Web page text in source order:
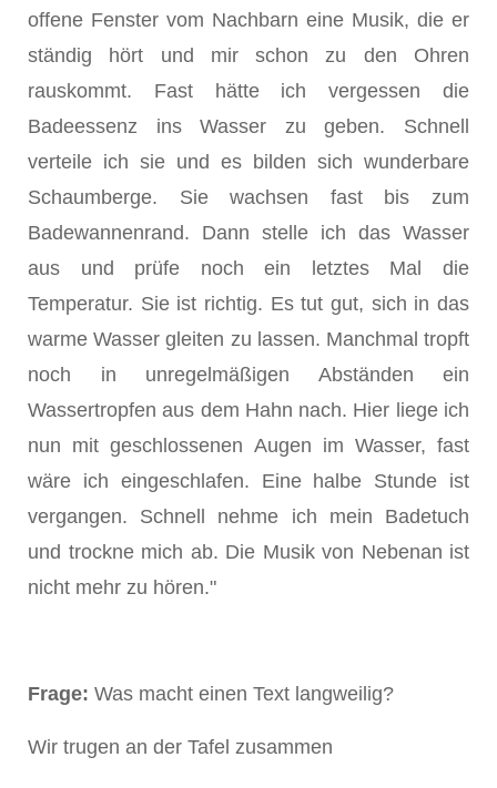
offene Fenster vom Nachbarn eine Musik, die er
ständig hört und mir schon zu den Ohren
rauskommt. Fast hätte ich vergessen die
Badeessenz ins Wasser zu geben. Schnell
verteile ich sie und es bilden sich wunderbare
Schaumberge. Sie wachsen fast bis zum
Badewannenrand. Dann stelle ich das Wasser
aus und prüfe noch ein letztes Mal die
Temperatur. Sie ist richtig. Es tut gut, sich in das
warme Wasser gleiten zu lassen. Manchmal tropft
noch in unregelmäßigen Abständen ein
Wassertropfen aus dem Hahn nach. Hier liege ich
nun mit geschlossenen Augen im Wasser, fast
wäre ich eingeschlafen. Eine halbe Stunde ist
vergangen. Schnell nehme ich mein Badetuch
und trockne mich ab. Die Musik von Nebenan ist
nicht mehr zu hören."
Frage: Was macht einen Text langweilig?
Wir trugen an der Tafel zusammen